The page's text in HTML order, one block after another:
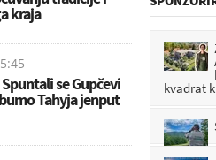
kraja
Spuntali se Gupčevi
Tahyja jenput
 PRIJE: 35
kvadrat